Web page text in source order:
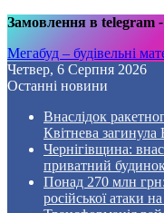
Замовлення в telegram -
Мегабуд – будівельні
Четвер, 6 Серпня 2026
Останні новини
Внаслідок
Квітнева
Чернігівщина:
приватний
Понад 270 млн
російської атаки